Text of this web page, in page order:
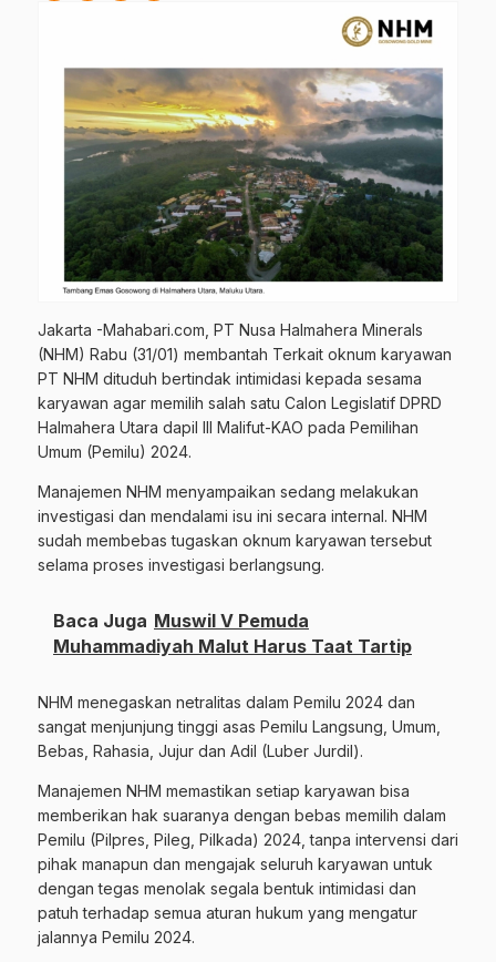
Jakarta -Mahabari.com, PT Nusa Halmahera Minerals
(NHM) Rabu (31/01) membantah Terkait oknum karyawan
PT NHM dituduh bertindak intimidasi kepada sesama
karyawan agar memilih salah satu Calon Legislatif DPRD
Halmahera Utara dapil III Malifut-KAO pada Pemilihan
Umum (Pemilu) 2024.
Manajemen NHM menyampaikan sedang melakukan
investigasi dan mendalami isu ini secara internal. NHM
sudah membebas tugaskan oknum karyawan tersebut
selama proses investigasi berlangsung.
Baca Juga Muswil V Pemuda
Muhammadiyah Malut Harus Taat Tartip
NHM menegaskan netralitas dalam Pemilu 2024 dan
sangat menjunjung tinggi asas Pemilu Langsung, Umum,
Bebas, Rahasia, Jujur dan Adil (Luber Jurdil).
Manajemen NHM memastikan setiap karyawan bisa
memberikan hak suaranya dengan bebas memilih dalam
Pemilu (Pilpres, Pileg, Pilkada) 2024, tanpa intervensi dari
pihak manapun dan mengajak seluruh karyawan untuk
dengan tegas menolak segala bentuk intimidasi dan
patuh terhadap semua aturan hukum yang mengatur
jalannya Pemilu 2024.